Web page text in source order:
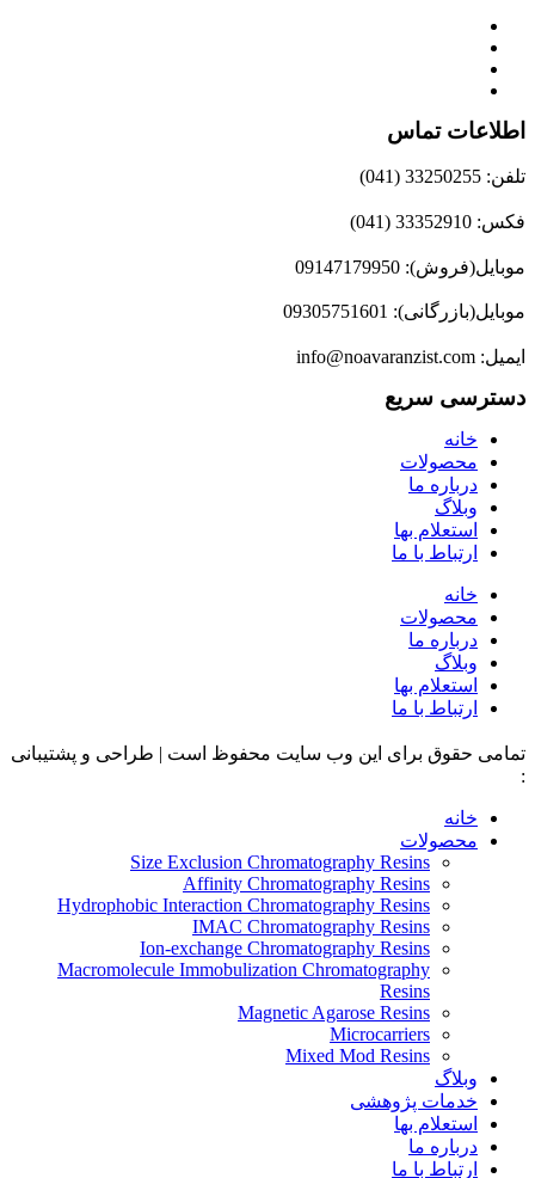
اطلاعات تماس
تلفن: 33250255 (041)
فکس: 33352910 (041)
موبایل(فروش): 09147179950
موبایل(بازرگانی): 09305751601
ایمیل: info@noavaranzist.com
دسترسی سریع
خانه
محصولات
درباره ما
وبلاگ
استعلام بها
ارتباط با ما
خانه
محصولات
درباره ما
وبلاگ
استعلام بها
ارتباط با ما
تمامی حقوق برای این وب سایت محفوظ است | طراحی و پشتیبانی
:
خانه
محصولات
Size Exclusion Chromatography Resins
Affinity Chromatography Resins
Hydrophobic Interaction Chromatography Resins
IMAC Chromatography Resins
Ion-exchange Chromatography Resins
Macromolecule Immobulization Chromatography
Resins
Magnetic Agarose Resins
Microcarriers
Mixed Mod Resins
وبلاگ
خدمات پژوهشی
استعلام بها
درباره ما
ارتباط با ما